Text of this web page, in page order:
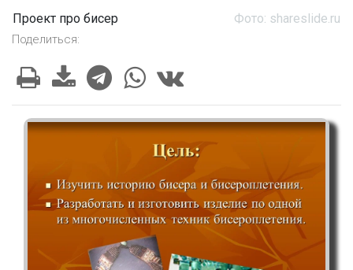
Проект про бисер Фото: shareslide.ru
Поделиться: